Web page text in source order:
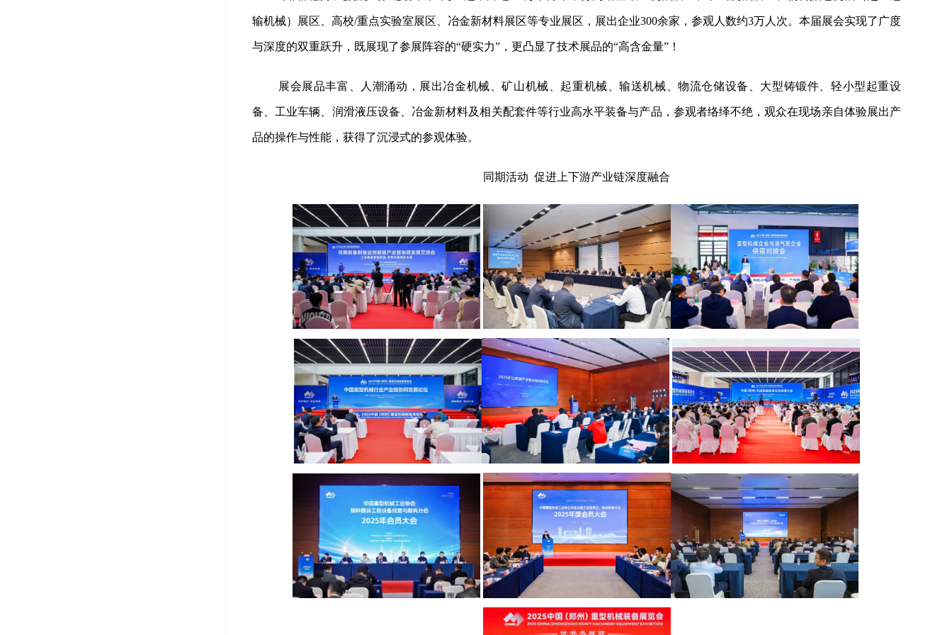
输机械）展区、高校/重点实验室展区、冶金新材料展区等专业展区，展出企业300余家，参观人数约3万人次。本届展会实现了广度
与深度的双重跃升，既展现了参展阵容的“硬实力”，更凸显了技术展品的“高含金量”！
展会展品丰富、人潮涌动，展出冶金机械、矿山机械、起重机械、输送机械、物流仓储设备、大型铸锻件、轻小型起重设
备、工业车辆、润滑液压设备、冶金新材料及相关配套件等行业高水平装备与产品，参观者络绎不绝，观众在现场亲自体验展出产
品的操作与性能，获得了沉浸式的参观体验。
同期活动 促进上下游产业链深度融合